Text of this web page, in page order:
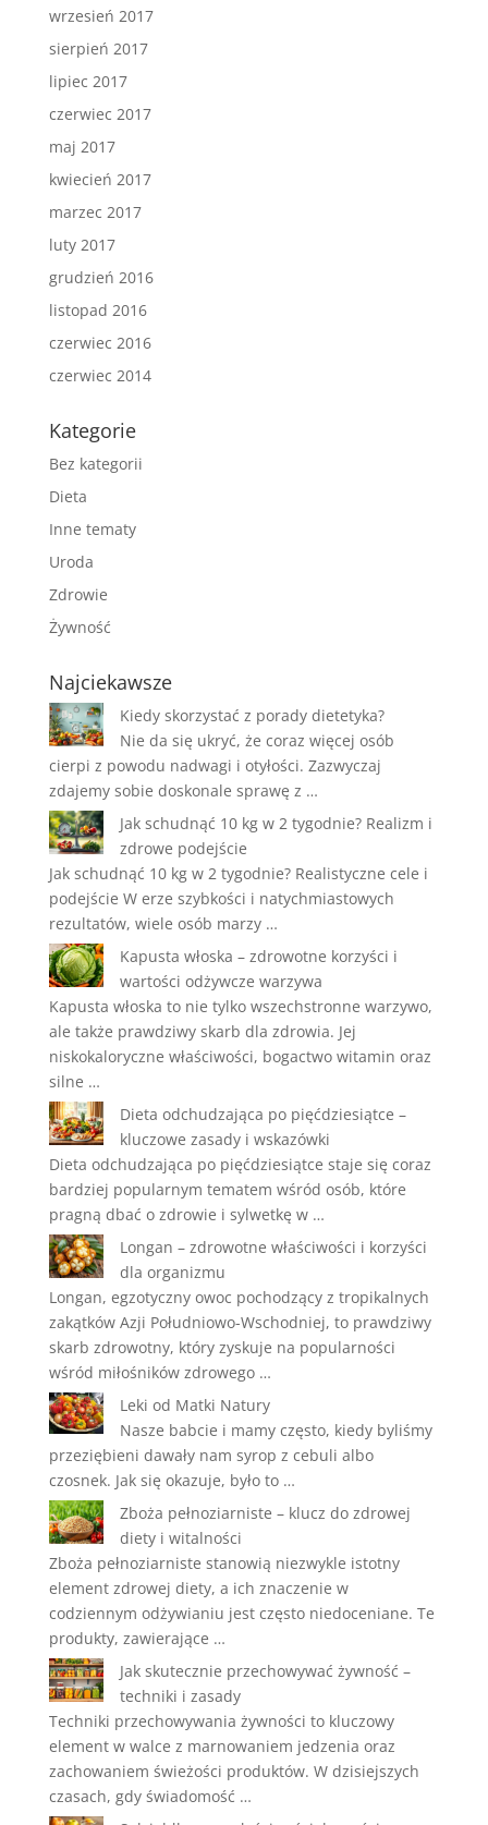
wrzesień 2017
sierpień 2017
lipiec 2017
czerwiec 2017
maj 2017
kwiecień 2017
marzec 2017
luty 2017
grudzień 2016
listopad 2016
czerwiec 2016
czerwiec 2014
Kategorie
Bez kategorii
Dieta
Inne tematy
Uroda
Zdrowie
Żywność
Najciekawsze
Kiedy skorzystać z porady dietetyka?
Nie da się ukryć, że coraz więcej osób
cierpi z powodu nadwagi i otyłości. Zazwyczaj
zdajemy sobie doskonale sprawę z …
Jak schudnąć 10 kg w 2 tygodnie? Realizm i
zdrowe podejście
Jak schudnąć 10 kg w 2 tygodnie? Realistyczne cele i
podejście W erze szybkości i natychmiastowych
rezultatów, wiele osób marzy …
Kapusta włoska – zdrowotne korzyści i
wartości odżywcze warzywa
Kapusta włoska to nie tylko wszechstronne warzywo,
ale także prawdziwy skarb dla zdrowia. Jej
niskokaloryczne właściwości, bogactwo witamin oraz
silne …
Dieta odchudzająca po pięćdziesiątce –
kluczowe zasady i wskazówki
Dieta odchudzająca po pięćdziesiątce staje się coraz
bardziej popularnym tematem wśród osób, które
pragną dbać o zdrowie i sylwetkę w …
Longan – zdrowotne właściwości i korzyści
dla organizmu
Longan, egzotyczny owoc pochodzący z tropikalnych
zakątków Azji Południowo-Wschodniej, to prawdziwy
skarb zdrowotny, który zyskuje na popularności
wśród miłośników zdrowego …
Leki od Matki Natury
Nasze babcie i mamy często, kiedy byliśmy
przeziębieni dawały nam syrop z cebuli albo
czosnek. Jak się okazuje, było to …
Zboża pełnoziarniste – klucz do zdrowej
diety i witalności
Zboża pełnoziarniste stanowią niezwykle istotny
element zdrowej diety, a ich znaczenie w
codziennym odżywianiu jest często niedoceniane. Te
produkty, zawierające …
Jak skutecznie przechowywać żywność –
techniki i zasady
Techniki przechowywania żywności to kluczowy
element w walce z marnowaniem jedzenia oraz
zachowaniem świeżości produktów. W dzisiejszych
czasach, gdy świadomość …